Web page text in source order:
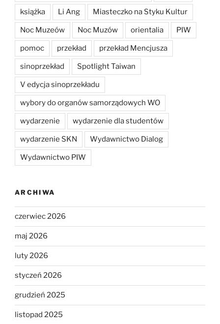
książka Li Ang Miasteczko na Styku Kultur
Noc Muzeów Noc Muzów orientalia PIW
pomoc przekład przekład Mencjusza
sinoprzekład Spotlight Taiwan
V edycja sinoprzekładu
wybory do organów samorządowych WO
wydarzenie wydarzenie dla studentów
wydarzenie SKN Wydawnictwo Dialog
Wydawnictwo PIW
ARCHIWA
czerwiec 2026
maj 2026
luty 2026
styczeń 2026
grudzień 2025
listopad 2025